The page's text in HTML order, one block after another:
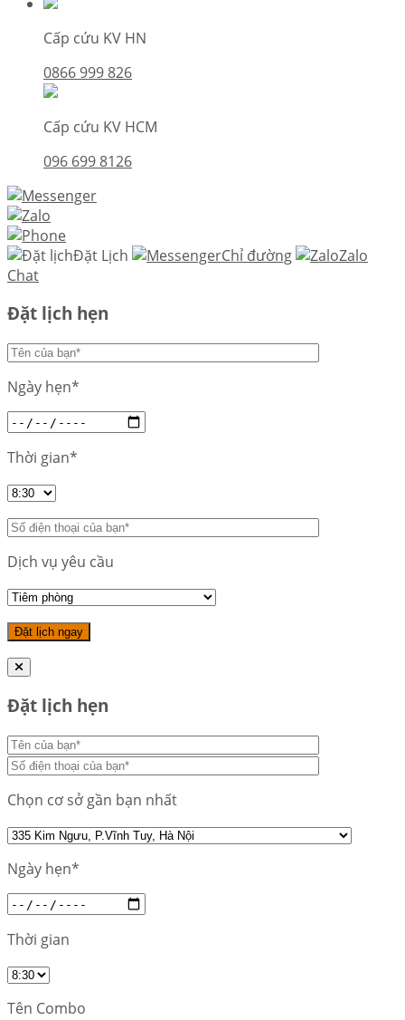
Cấp cứu KV HN
0866 999 826
Cấp cứu KV HCM
096 699 8126
Đặt Lịch Chỉ đường
Zalo
Chat
Đặt lịch hẹn
Ngày hẹn*
Thời gian*
Dịch vụ yêu cầu
Đặt lịch hẹn
Chọn cơ sở gần bạn nhất
Ngày hẹn*
Thời gian
Tên Combo